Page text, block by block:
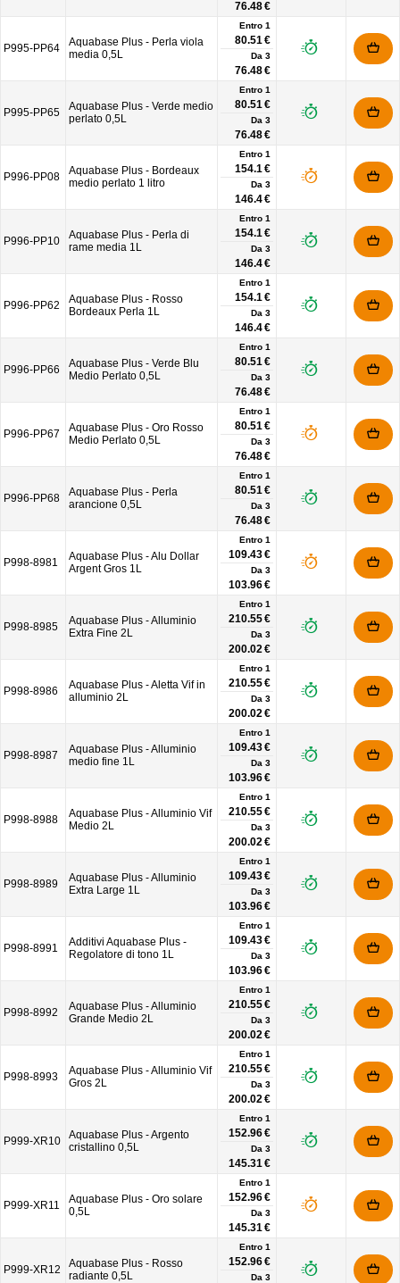
76.48 €
P995-PP64
Aquabase Plus - Perla viola
media 0,5L
Entro 1
80.51 €
Da 3
76.48 €
P995-PP65
Aquabase Plus - Verde medio
perlato 0,5L
Entro 1
80.51 €
Da 3
76.48 €
P996-PP08
Aquabase Plus - Bordeaux
medio perlato 1 litro
Entro 1
154.1 €
Da 3
146.4 €
P996-PP10
Aquabase Plus - Perla di
rame media 1L
Entro 1
154.1 €
Da 3
146.4 €
P996-PP62
Aquabase Plus - Rosso
Bordeaux Perla 1L
Entro 1
154.1 €
Da 3
146.4 €
P996-PP66
Aquabase Plus - Verde Blu
Medio Perlato 0,5L
Entro 1
80.51 €
Da 3
76.48 €
P996-PP67
Aquabase Plus - Oro Rosso
Medio Perlato 0,5L
Entro 1
80.51 €
Da 3
76.48 €
P996-PP68
Aquabase Plus - Perla
arancione 0,5L
Entro 1
80.51 €
Da 3
76.48 €
P998-8981
Aquabase Plus - Alu Dollar
Argent Gros 1L
Entro 1
109.43 €
Da 3
103.96 €
P998-8985
Aquabase Plus - Alluminio
Extra Fine 2L
Entro 1
210.55 €
Da 3
200.02 €
P998-8986
Aquabase Plus - Aletta Vif in
alluminio 2L
Entro 1
210.55 €
Da 3
200.02 €
P998-8987
Aquabase Plus - Alluminio
medio fine 1L
Entro 1
109.43 €
Da 3
103.96 €
P998-8988
Aquabase Plus - Alluminio Vif
Medio 2L
Entro 1
210.55 €
Da 3
200.02 €
P998-8989
Aquabase Plus - Alluminio
Extra Large 1L
Entro 1
109.43 €
Da 3
103.96 €
P998-8991
Additivi Aquabase Plus -
Regolatore di tono 1L
Entro 1
109.43 €
Da 3
103.96 €
P998-8992
Aquabase Plus - Alluminio
Grande Medio 2L
Entro 1
210.55 €
Da 3
200.02 €
P998-8993
Aquabase Plus - Alluminio Vif
Gros 2L
Entro 1
210.55 €
Da 3
200.02 €
P999-XR10
Aquabase Plus - Argento
cristallino 0,5L
Entro 1
152.96 €
Da 3
145.31 €
P999-XR11
Aquabase Plus - Oro solare
0,5L
Entro 1
152.96 €
Da 3
145.31 €
P999-XR12
Aquabase Plus - Rosso
radiante 0,5L
Entro 1
152.96 €
Da 3